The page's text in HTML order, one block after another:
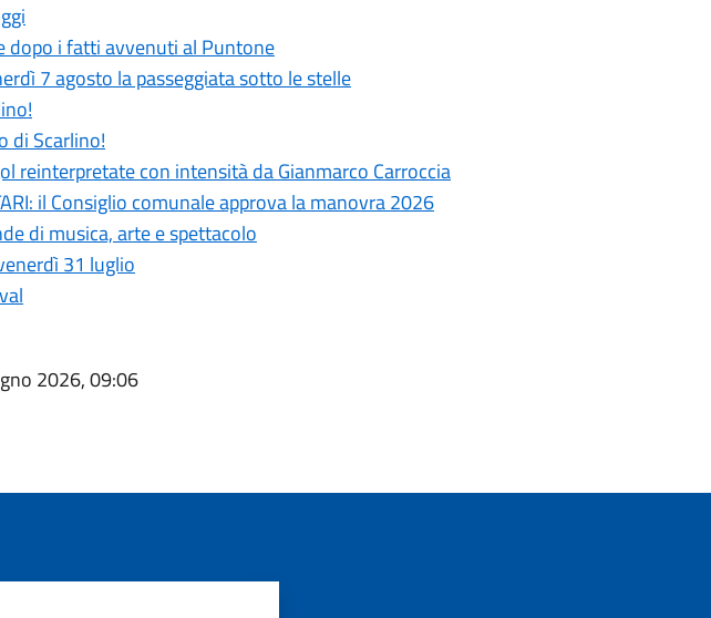
dopo i fatti avvenuti al Puntone
7 agosto la passeggiata sotto le stelle
di Scarlino!
reinterpretate con intensità da Gianmarco Carroccia
il Consiglio comunale approva la manovra 2026
di musica, arte e spettacolo
31 luglio
2026, 09:06